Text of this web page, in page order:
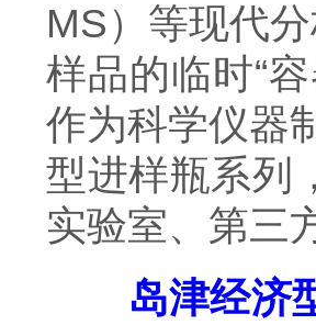
MS）等现代
样品的临时“
作为科学仪器
型进样瓶系列
实验室、第三
岛津经济